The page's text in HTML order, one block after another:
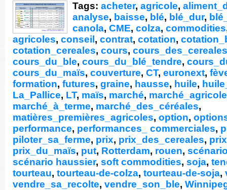
Tags: acheter, agricole,
analyse, baisse, blé, blé_dur,
canola, CME, colza, commodities
agricoles, conseil , contrat, cotation,
cotation_cereales, cours, cours_des_cereales
cours_du_ble, cours_du_blé_tendre,
cours_du_maïs, couverture, CT, euronext,
formation, futures, graine, hausse, huile,
La_Pallice, LT, maïs, marché, marché_agricole
marché_à_terme, marché_des_céréales,
matières_premières_agricoles, option,
performance, performances_ commerciales,
piloter_sa_ferme, prix, prix_des_cereales,
prix_du_maïs, put, Rotterdam, rouen,
scénario haussier, soft commodities, soja,
tourteau, tourteau-de-colza, tourteau-de-soja,
vendre_sa_recolte, vendre_son_ble,